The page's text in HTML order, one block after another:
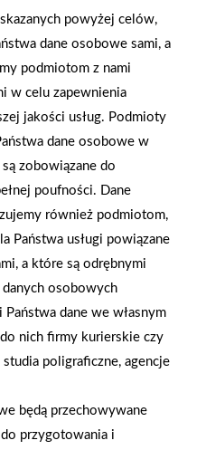
2026-01-12
Zacisze S.A. dołącza do
Grupy PSB. Sieć kończy
rok strategicznym
otwarciem po
rebrandingu
powyżej celów,
dane osobowe sami, a
podmiotom z nami
w celu zapewnienia
jakości usług. Podmioty
dane osobowe w
zobowiązane do
poufności. Dane
również podmiotom,
Państwa usługi powiązane
a które są odrębnymi
osobowych
Państwa dane we własnym
nich firmy kurierskie czy
poligraficzne, agencje
będą przechowywane
przygotowania i